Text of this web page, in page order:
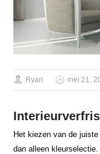
Ryan mei 21,
Het kiezen van de
dan alleen